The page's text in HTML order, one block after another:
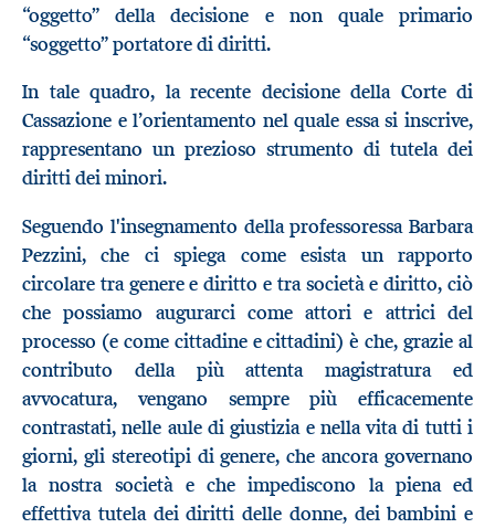
“oggetto” della decisione e non quale primario
“soggetto” portatore di diritti.
In tale quadro, la recente decisione della Corte di
Cassazione e l’orientamento nel quale essa si inscrive,
rappresentano un prezioso strumento di tutela dei
diritti dei minori.
Seguendo l'insegnamento della professoressa Barbara
Pezzini, che ci spiega come esista un rapporto
circolare tra genere e diritto e tra società e diritto, ciò
che possiamo augurarci come attori e attrici del
processo (e come cittadine e cittadini) è che, grazie al
contributo della più attenta magistratura ed
avvocatura, vengano sempre più efficacemente
contrastati, nelle aule di giustizia e nella vita di tutti i
giorni, gli stereotipi di genere, che ancora governano
la nostra società e che impediscono la piena ed
effettiva tutela dei diritti delle donne, dei bambini e